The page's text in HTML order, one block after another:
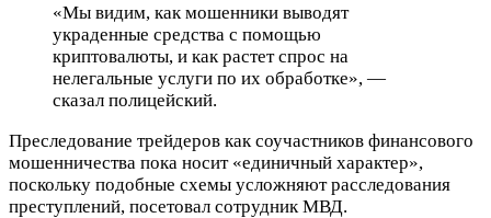
«Мы видим, как мошенники выводят
украденные средства с помощью
криптовалюты, и как растет спрос на
нелегальные услуги по их обработке», —
сказал полицейский.
Преследование трейдеров как соучастников финансового
мошенничества пока носит «единичный характер»,
поскольку подобные схемы усложняют расследования
преступлений, посетовал сотрудник МВД.